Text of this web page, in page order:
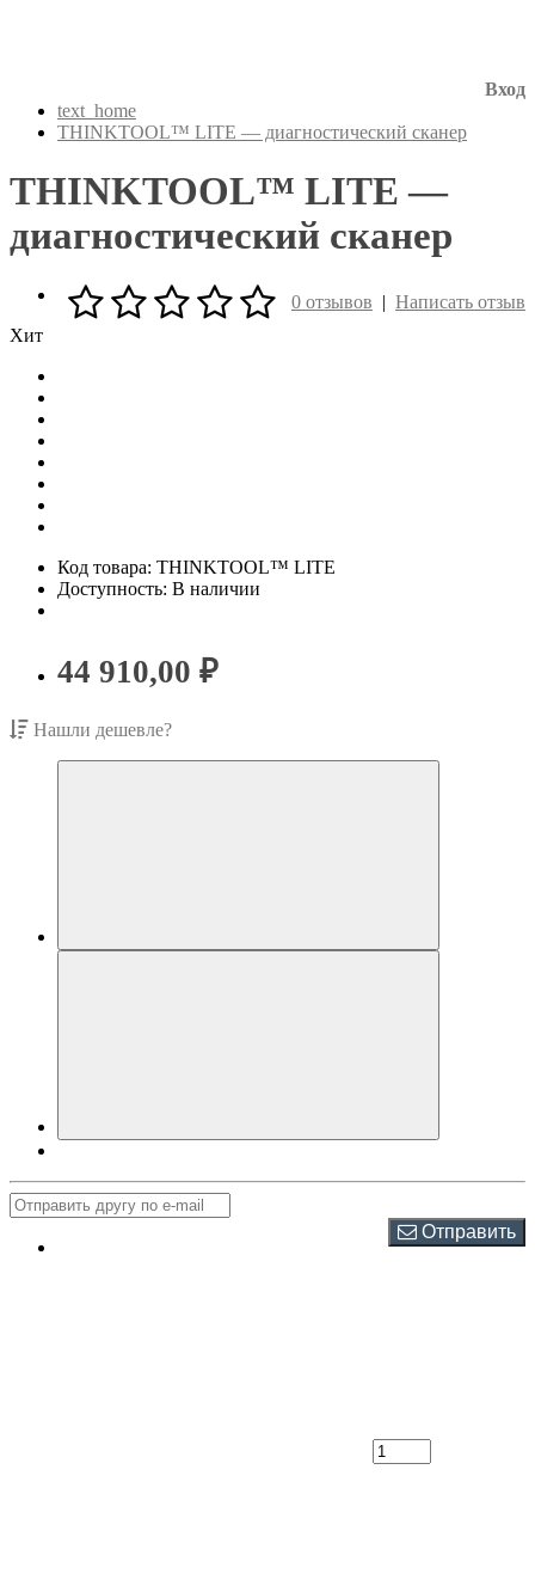
Вход
text_home
THINKTOOL™ LITE — диагностический сканер
THINKTOOL™ LITE —
диагностический сканер
0 отзывов | Написать отзыв
Хит
Код товара: THINKTOOL™ LITE
Доступность: В наличии
44 910,00 ₽
Нашли дешевле?
Отправить